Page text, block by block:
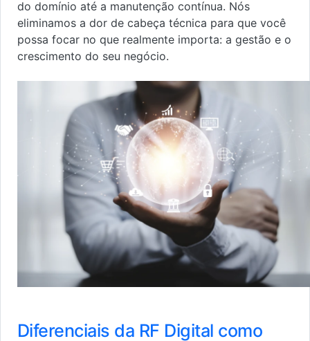
do domínio até a manutenção contínua. Nós
eliminamos a dor de cabeça técnica para que você
possa focar no que realmente importa: a gestão e o
crescimento do seu negócio.
Diferenciais da RF Digital como